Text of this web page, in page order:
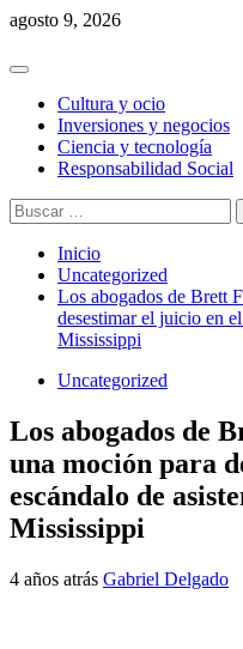
Saltar
contenido
agosto 9, 2026
Menú
principalCultura y ocio
Inversiones y negocios
Ciencia y tecnología
Responsabilidad Social
Buscar:
Inicio
Uncategorized
Los abogados de Brett
desestimar el juicio en
Mississippi
Uncategorized
Los abogados de
una moción para
escándalo de
Mississippi
4 años atrás Gabriel Delgado